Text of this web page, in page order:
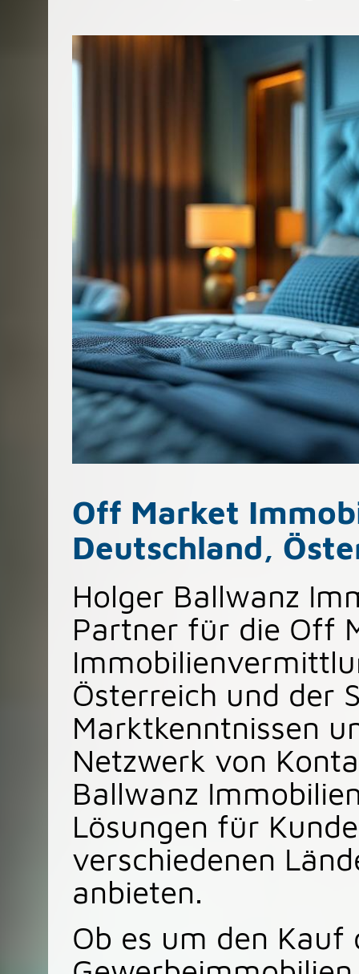
Off Market
Deutschland,
Holger Ballwanz
Partner für die Off
Österreich und der
Marktkenntnissen
Netzwerk von
Ballwanz
Lösungen für
verschiedenen
anbieten.
Ob es um den